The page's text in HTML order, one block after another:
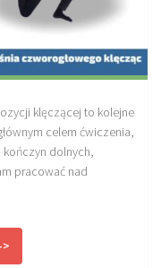
klęczącej to kolejne
celem ćwiczenia,
dolnych,
pracować nad
>